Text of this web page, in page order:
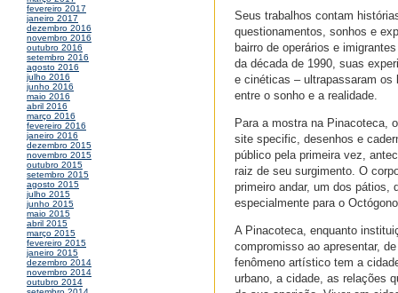
fevereiro 2017
janeiro 2017
dezembro 2016
novembro 2016
outubro 2016
setembro 2016
agosto 2016
julho 2016
junho 2016
maio 2016
abril 2016
março 2016
fevereiro 2016
janeiro 2016
dezembro 2015
novembro 2015
outubro 2015
setembro 2015
agosto 2015
julho 2015
junho 2015
maio 2015
abril 2015
março 2015
fevereiro 2015
janeiro 2015
dezembro 2014
novembro 2014
outubro 2014
Seus trabalhos contam
questionamentos, sonhos e
bairro de operários e
da década de 1990, suas
e cinéticas – ultrapassaram os
entre o sonho e a realidade.
Para a mostra na Pinacoteca,
site specific, desenhos e
público pela primeira vez,
raiz de seu surgimento. O
primeiro andar, um dos pátios,
especialmente para o
A Pinacoteca, enquanto
compromisso ao apresentar,
fenômeno artístico tem a
urbano, a cidade, as relações